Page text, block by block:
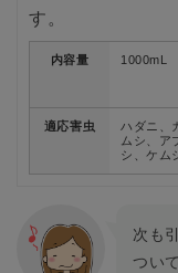
す。
内容量 1000mL
適応害虫
ハダニ、
ムシ、ア
シ、ケム
次も
つい